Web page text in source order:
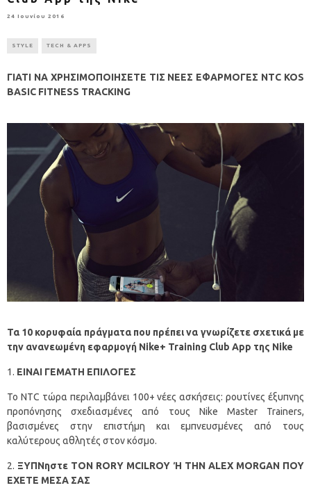
24 Ιουνίου 2016
STYLE TECH & APPS
ΓΙΑΤΙ ΝΑ ΧΡΗΣΙΜΟΠΟΙΗΣΕΤΕ ΤΙΣ ΝΕΕΣ ΕΦΑΡΜΟΓΕΣ NTC KOS
BASIC FITNESS TRACKING
Τα 10 κορυφαία πράγματα που πρέπει να γνωρίζετε σχετικά με
την ανανεωμένη εφαρμογή Nike+ Training Club App της Nike
ΕΙΝΑΙ ΓΕΜΑΤΗ ΕΠΙΛΟΓΕΣ
Το NTC τώρα περιλαμβάνει 100+ νέες ασκήσεις: ρουτίνες έξυπνης
προπόνησης σχεδιασμένες από τους Nike Master Trainers,
βασισμένες στην επιστήμη και εμπνευσμένες από τους
καλύτερους αθλητές στον κόσμο.
ΞΥΠΝηστε ΤΟΝ RORY MCILROY Ή ΤΗΝ ALEX MORGAN ΠΟΥ
ΕΧΕΤΕ ΜΕΣΑ ΣΑΣ